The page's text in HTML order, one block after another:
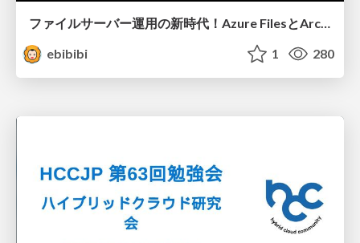
ファイルサーバー運用の新時代！Azure FilesとArc拡張の最前線
ebibibi
1 280